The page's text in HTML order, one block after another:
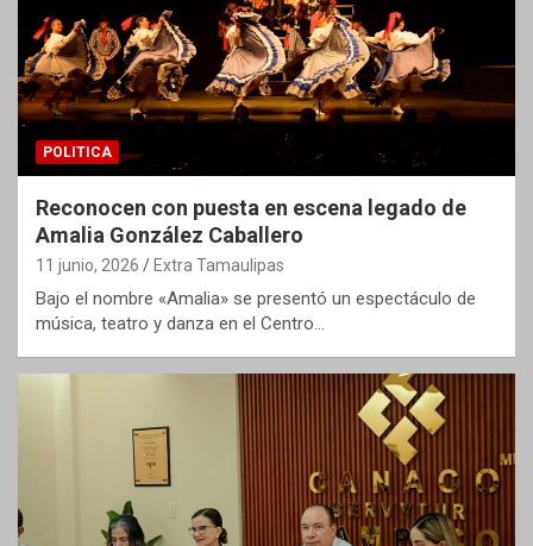
POLITICA
Reconocen con puesta en escena legado de
Amalia González Caballero
11 junio, 2026 Extra Tamaulipas
Bajo el nombre «Amalia» se presentó un espectáculo de
música, teatro y danza en el Centro…